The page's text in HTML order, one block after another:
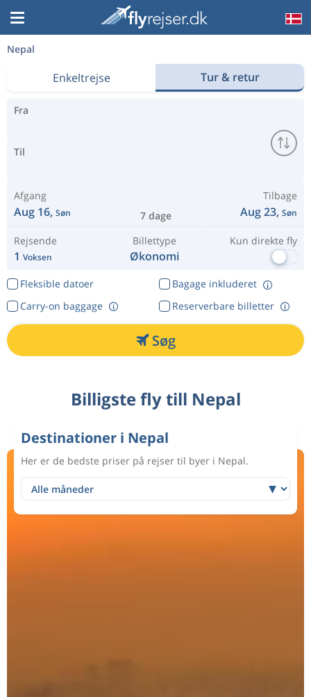
Nepal
Enkeltrejse Tur & retur
Fra
Til
Afgang
Aug 16, Søn 7 dage
Tilbage
Aug 23, Søn
Rejsende
1 Voksen
Billettype
Økonomi
Kun direkte fly
Fleksible datoer
Bagage inkluderet
Reserverbare billetter
Carry-on baggage
Søg
Billigste fly till Nepal
Destinationer i Nepal
Her er de bedste priser på rejser til byer i Nepal.